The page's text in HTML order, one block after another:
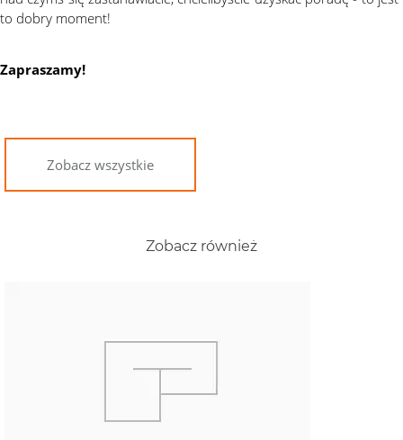
to dobry moment!
Zapraszamy!
Zobacz wszystkie
Zobacz również